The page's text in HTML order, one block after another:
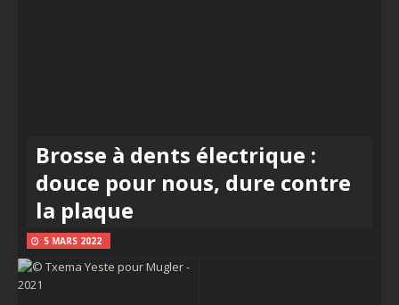
Brosse à dents électrique :
douce pour nous, dure contre
la plaque
5 MARS 2022